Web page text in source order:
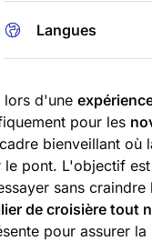
Langues
lors d'une
pour les
bienveillant où
pont. L'objectif
sans
de croisière tout
pour assurer